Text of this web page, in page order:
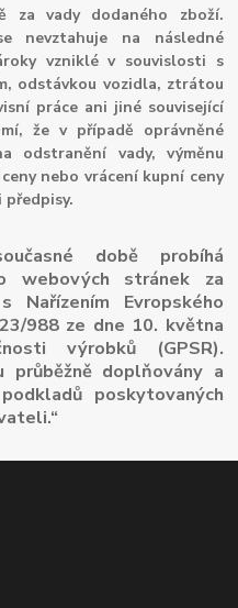
za vady dodaného zboží.
nevztahuje na následné
vzniklé v souvislosti s
odstávkou vozidla, ztrátou
práce ani jiné související
že v případě oprávněné
odstranění vady, výměnu
nebo vrácení kupní ceny
předpisy.
době probíhá
webových stránek za
Nařízením Evropského
988 ze dne 10. května
výrobků (GPSR).
průběžně doplňovány a
poskytovaných